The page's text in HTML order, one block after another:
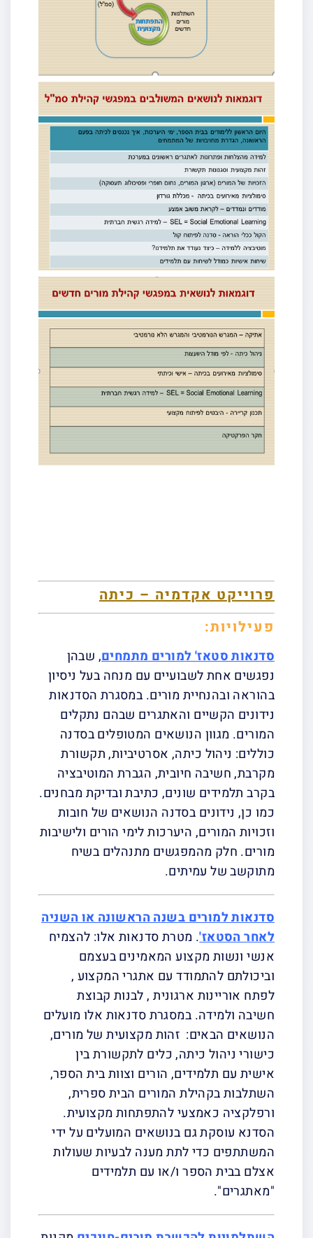
פרוייקט אקדמיה – כיתה
פעילויות:
סדנאות סטאז' למורים מתמחים, שבהן
נפגשים אחת לשבועיים עם מנחה בעל ניסיון
בהוראה ובהנחיית מורים. במסגרת הסדנאות
נידונים הקשיים והאתגרים שבהם נתקלים
המורים. מגוון הנושאים המטופלים בסדנה
כוללים: ניהול כיתה, אסרטיביות, תקשורת
מקרבת, חשיבה חיובית, הגברת המוטיבציה
בקרב תלמידים שונים, כתיבת ובדיקת מבחנים.
כמו כן, נידונים בסדנה הנושאים של חובות
וזכויות המורים, היערכות לימי הורים ולישיבות
מורים. חלק מהמפגשים מתנהלים בשיח
מתוקשב של עמיתים.
סדנאות למורים בשנה הראשונה או השניה
לאחר הסטאז'. מטרת סדנאות אלו: להצמיח
אנשי ונשות מקצוע המאמינים בעצמם
וביכולתם להתמודד עם אתגרי המקצוע ,
לפתח אוריינות ארגונית , לבנות קבוצת
חשיבה ולמידה. במסגרת סדנאות אלו מועלים
הנושאים הבאים: זהות מקצועית של מורים,
כישורי ניהול כיתה, כלים לתקשורת בין
אישית עם תלמידים, הורים וצוות בית הספר,
השתלבות בקהילת המורים הבית ספרית,
ורפלקציה כאמצעי להתפתחות מקצועית.
הסדנא עוסקת גם בנושאים המועלים על ידי
המשתתפים כדי לתת מענה לבעיות שעולות
אצלם בבית הספר ו/או עם תלמידים
"מאתגרים".